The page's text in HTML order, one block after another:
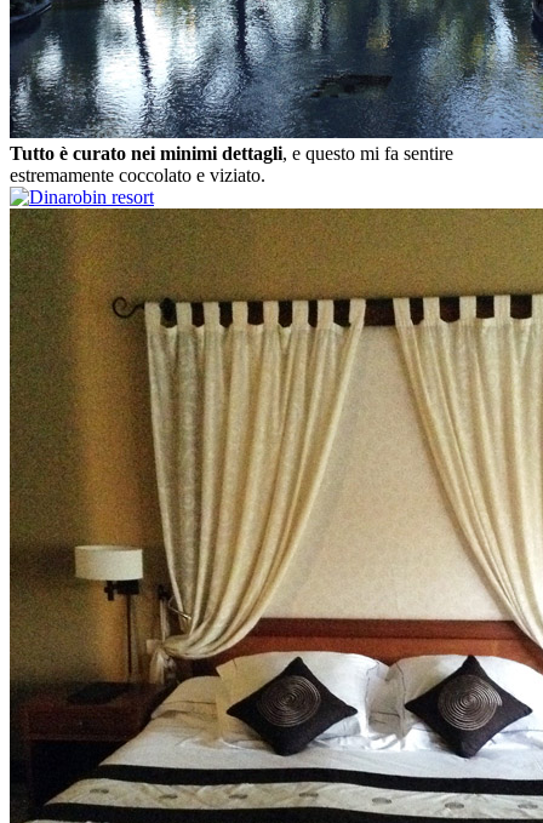
Tutto è curato nei minimi dettagli, e questo mi fa sentire
estremamente coccolato e viziato.